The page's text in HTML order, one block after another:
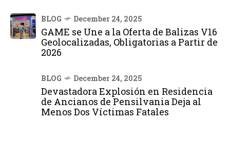
BLOG December 24, 2025
GAME se Une a la Oferta de Balizas V16
Geolocalizadas, Obligatorias a Partir de
2026
BLOG December 24, 2025
Devastadora Explosión en Residencia
de Ancianos de Pensilvania Deja al
Menos Dos Víctimas Fatales